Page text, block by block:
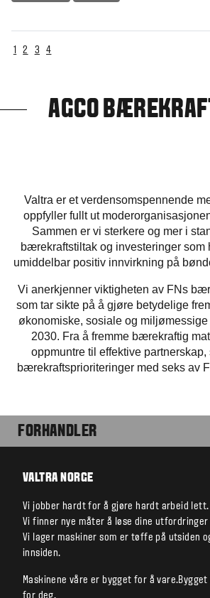
1 2 3 4
AGCO
Valtra er et verdensomspennende
oppfyller fullt ut
Sammen er vi sterkere og mer i
bærekraftstiltak og investeringer som
umiddelbar positiv innvirkning på
Vi anerkjenner viktigheten av FNs
som tar sikte på å gjøre betydelige
økonomiske, sosiale og
2030. Fra å fremme bærekraftig
oppmuntre til effektive partnerskap,
bærekraftsprioriteringer med seks av
FORHANDLER
VALTRA NORGE
Vi jobber hardt for å gjøre hardt arbeid lett.
Vi finner nye måter å løse dine utfordringer
Vi lager maskiner som er tøffe på utsiden
innsiden.
Maskinene våre er bygget for å
for deg.